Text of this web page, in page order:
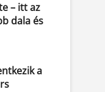
– itt az
dala és
a